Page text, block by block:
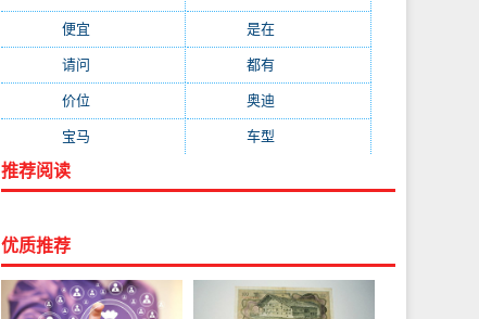
便宜 是在
请问 都有
价位 奥迪
宝马 车型
推荐阅读
优质推荐